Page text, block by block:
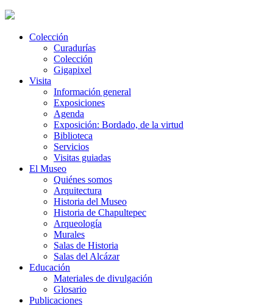
Colección
Curadurías
Colección
Gigapixel
Visita
Información general
Exposiciones
Agenda
Exposición: Bordado, de la virtud
Biblioteca
Servicios
Visitas guiadas
El Museo
Quiénes somos
Arquitectura
Historia del Museo
Historia de Chapultepec
Arqueología
Murales
Salas de Historia
Salas del Alcázar
Educación
Materiales de divulgación
Glosario
Publicaciones